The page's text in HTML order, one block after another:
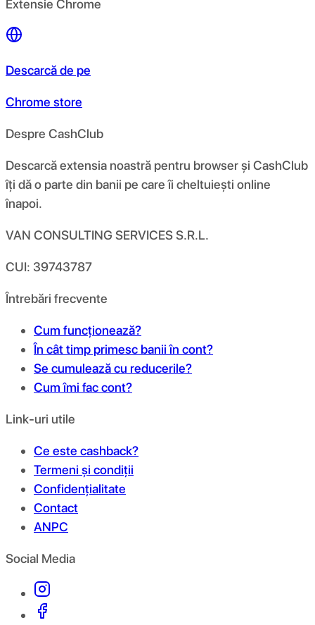
Extensie Chrome
Descarcă de pe
Chrome store
Despre CashClub
Descarcă extensia noastră pentru browser și CashClub
îți dă o parte din banii pe care îi cheltuiești online
înapoi.
VAN CONSULTING SERVICES S.R.L.
CUI: 39743787
Întrebări frecvente
Cum funcționează?
În cât timp primesc banii în cont?
Se cumulează cu reducerile?
Cum îmi fac cont?
Link-uri utile
Ce este cashback?
Termeni și condiții
Confidențialitate
Contact
ANPC
Social Media